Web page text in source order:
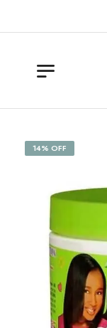
14% OFF